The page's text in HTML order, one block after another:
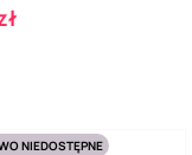
NIEDOSTĘPNE